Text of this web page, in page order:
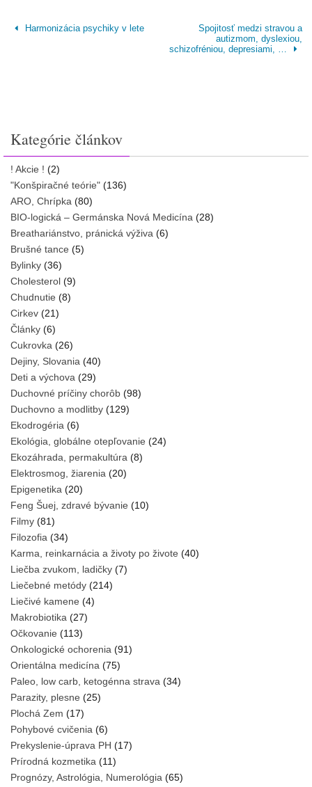
Harmonizácia psychiky v lete
Spojitosť medzi stravou a
autizmom, dyslexiou,
schizofréniou, depresiami, …
Kategórie článkov
! Akcie ! (2)
"Konšpiračné teórie" (136)
ARO, Chrípka (80)
BIO-logická – Germánska Nová Medicína (28)
Breathariánstvo, pránická výživa (6)
Brušné tance (5)
Bylinky (36)
Cholesterol (9)
Chudnutie (8)
Cirkev (21)
Články (6)
Cukrovka (26)
Dejiny, Slovania (40)
Deti a výchova (29)
Duchovné príčiny chorôb (98)
Duchovno a modlitby (129)
Ekodrogéria (6)
Ekológia, globálne otepľovanie (24)
Ekozáhrada, permakultúra (8)
Elektrosmog, žiarenia (20)
Epigenetika (20)
Feng Šuej, zdravé bývanie (10)
Filmy (81)
Filozofia (34)
Karma, reinkarnácia a životy po živote (40)
Liečba zvukom, ladičky (7)
Liečebné metódy (214)
Liečivé kamene (4)
Makrobiotika (27)
Očkovanie (113)
Onkologické ochorenia (91)
Orientálna medicína (75)
Paleo, low carb, ketogénna strava (34)
Parazity, plesne (25)
Plochá Zem (17)
Pohybové cvičenia (6)
Prekyslenie-úprava PH (17)
Prírodná kozmetika (11)
Prognózy, Astrológia, Numerológia (65)